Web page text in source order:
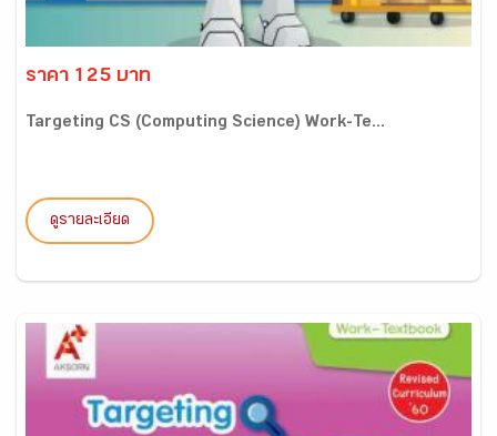
ราคา 125 บาท
Targeting CS (Computing Science) Work-Te...
ดูรายละเอียด